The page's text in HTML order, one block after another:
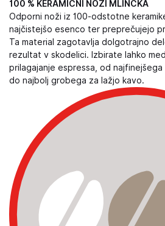
100 % KERAMIČNI NOŽI MLINČKA
Odporni noži iz 100-odstotne
najčistejšo esenco ter preprečujejo
Ta material zagotavlja dolgotrajno
rezultat v skodelici. Izbirate lahko
prilagajanje espressa, od najfinejšega
do najbolj grobega za lažjo kavo.